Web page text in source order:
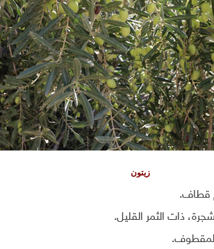
زيتون
قطاف.
ذات الثمر القليل.